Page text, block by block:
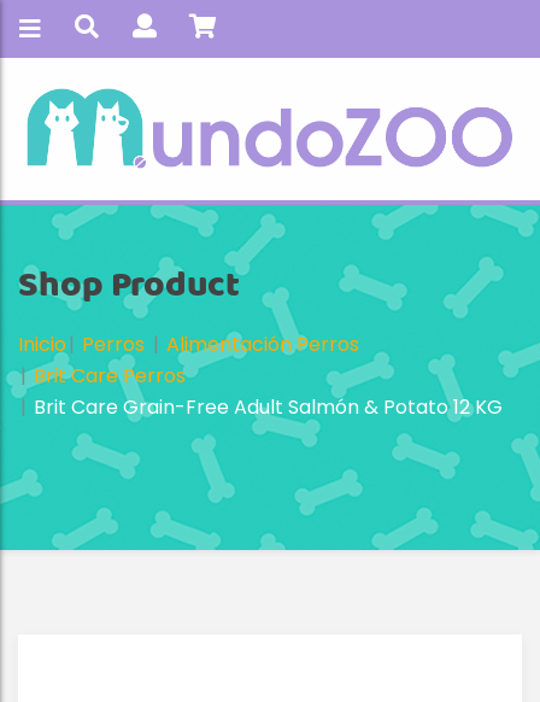
Shop Product
Inicio Perros
Alimentación Perros
Brit Care Perros
Brit Care Grain-Free Adult Salmón & Potato 12 KG